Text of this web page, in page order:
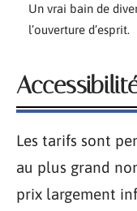
Un vrai bain de
l’ouverture d’esprit.
Les tarifs sont
au plus grand
prix largement